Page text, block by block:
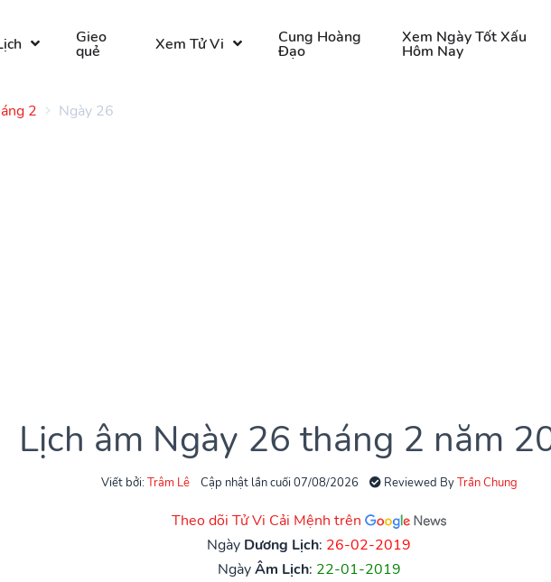
Gieo
quẻ Xem Tử Vi Cung Hoàng
Đạo
Xem Ngày Tốt Xấu
Hôm Nay
2 Ngày 26
Lịch âm Ngày 26 tháng 2 năm
Viết bởi: Trâm Lê Cập nhật lần cuối 07/08/2026 Reviewed ByTrần Chung
Theo dõi Tử Vi Cải Mệnh trên
Ngày Dương Lịch: 26-02-2019
NgàyÂm Lịch: 22-01-2019